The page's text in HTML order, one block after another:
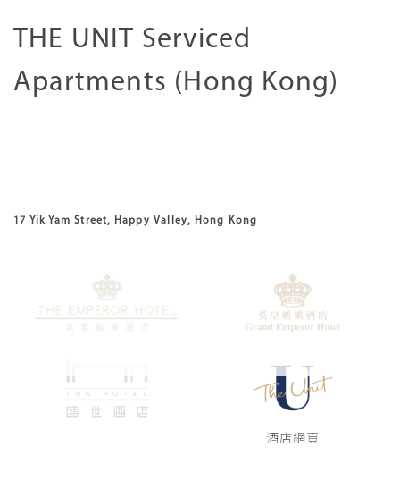
THE UNIT Serviced
Apartments (Hong Kong)
17 Yik Yam Street, Happy Valley, Hong Kong
酒店網頁